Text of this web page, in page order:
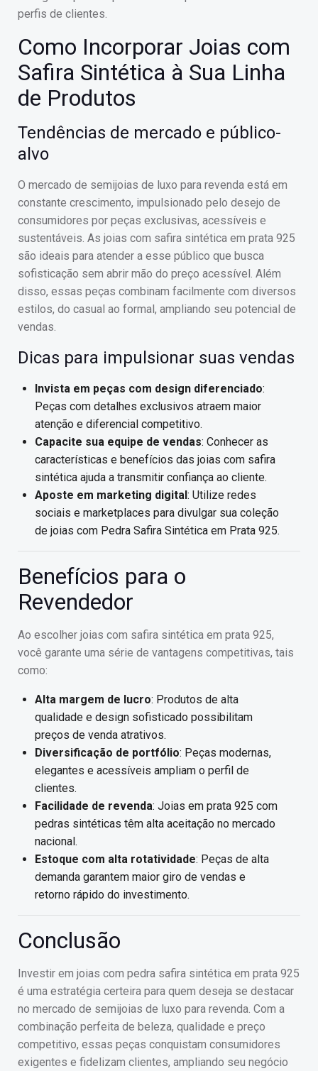
perfis de clientes.
Como Incorporar Joias com
Safira Sintética à Sua Linha
de Produtos
Tendências de mercado e público-
alvo
O mercado de semijoias de luxo para revenda está em
constante crescimento, impulsionado pelo desejo de
consumidores por peças exclusivas, acessíveis e
sustentáveis. As joias com safira sintética em prata 925
são ideais para atender a esse público que busca
sofisticação sem abrir mão do preço acessível. Além
disso, essas peças combinam facilmente com diversos
estilos, do casual ao formal, ampliando seu potencial de
vendas.
Dicas para impulsionar suas vendas
Invista em peças com design diferenciado:
Peças com detalhes exclusivos atraem maior
atenção e diferencial competitivo.
Capacite sua equipe de vendas: Conhecer as
características e benefícios das joias com safira
sintética ajuda a transmitir confiança ao cliente.
Aposte em marketing digital: Utilize redes
sociais e marketplaces para divulgar sua coleção
de joias com Pedra Safira Sintética em Prata 925.
Benefícios para o
Revendedor
Ao escolher joias com safira sintética em prata 925,
você garante uma série de vantagens competitivas, tais
como:
Alta margem de lucro: Produtos de alta
qualidade e design sofisticado possibilitam
preços de venda atrativos.
Diversificação de portfólio: Peças modernas,
elegantes e acessíveis ampliam o perfil de
clientes.
Facilidade de revenda: Joias em prata 925 com
pedras sintéticas têm alta aceitação no mercado
nacional.
Estoque com alta rotatividade: Peças de alta
demanda garantem maior giro de vendas e
retorno rápido do investimento.
Conclusão
Investir em joias com pedra safira sintética em prata 925
é uma estratégia certeira para quem deseja se destacar
no mercado de semijoias de luxo para revenda. Com a
combinação perfeita de beleza, qualidade e preço
competitivo, essas peças conquistam consumidores
exigentes e fidelizam clientes, ampliando seu negócio